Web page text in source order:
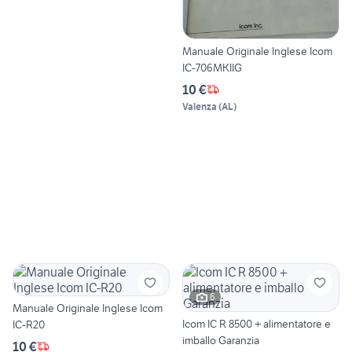
Manuale Originale Inglese Icom
IC-706MKIIG
10 €
Valenza (AL)
Manuale Originale Inglese Icom
IC-R20
10 €
6
Icom IC R 8500 + alimentatore e
imballo Garanzia